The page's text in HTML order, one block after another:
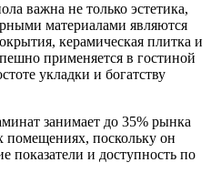
важна не только эстетика,
материалами являются
керамическая плитка и
применяется в гостиной
укладки и богатству
занимает до 35% рынка
поскольку он
показатели и доступность по